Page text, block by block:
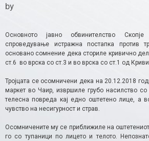
by
Основното јавно обвинителство
спроведување истражна постапка против
основано сомнение дека сториле кривично
ст.6 во врска со ст.3 и во врска со ст.1 од
Тројцата се осомничени дека на 20.12.2018
маркет во Чаир, извршиле грубо насилство
телесна повреда кај едно оштетено лице, а
чувство на несигурност и страв.
Осомничените му се приближиле на
го со тупаници по лицето и телото.